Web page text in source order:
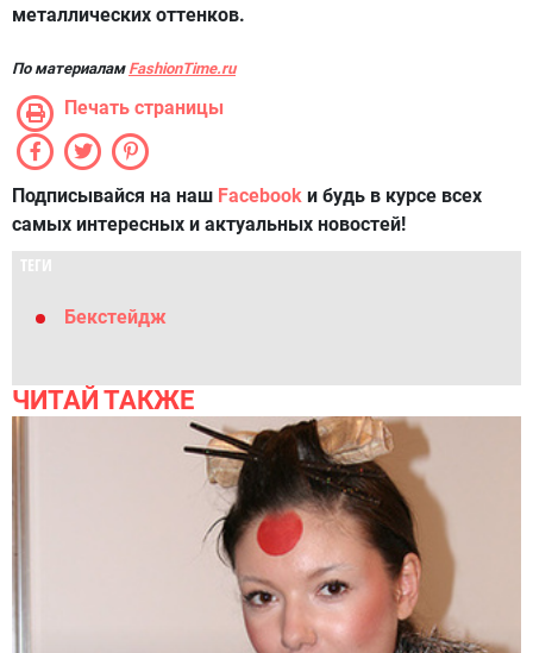
металлических оттенков.
По материалам FashionTime.ru
Печать страницы
Подписывайся на наш Facebook и будь в курсе всех
самых интересных и актуальных новостей!
ТЕГИ
Бекстейдж
ЧИТАЙ ТАКЖЕ